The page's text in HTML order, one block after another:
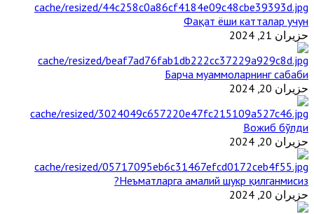
Фақат ёши катталар учун
حزيران 21, 2024
Барча муаммоларнинг сабаби
حزيران 20, 2024
Вожиб бўлди
حزيران 20, 2024
Неъматларга амалий шукр қилганмисиз?
حزيران 20, 2024